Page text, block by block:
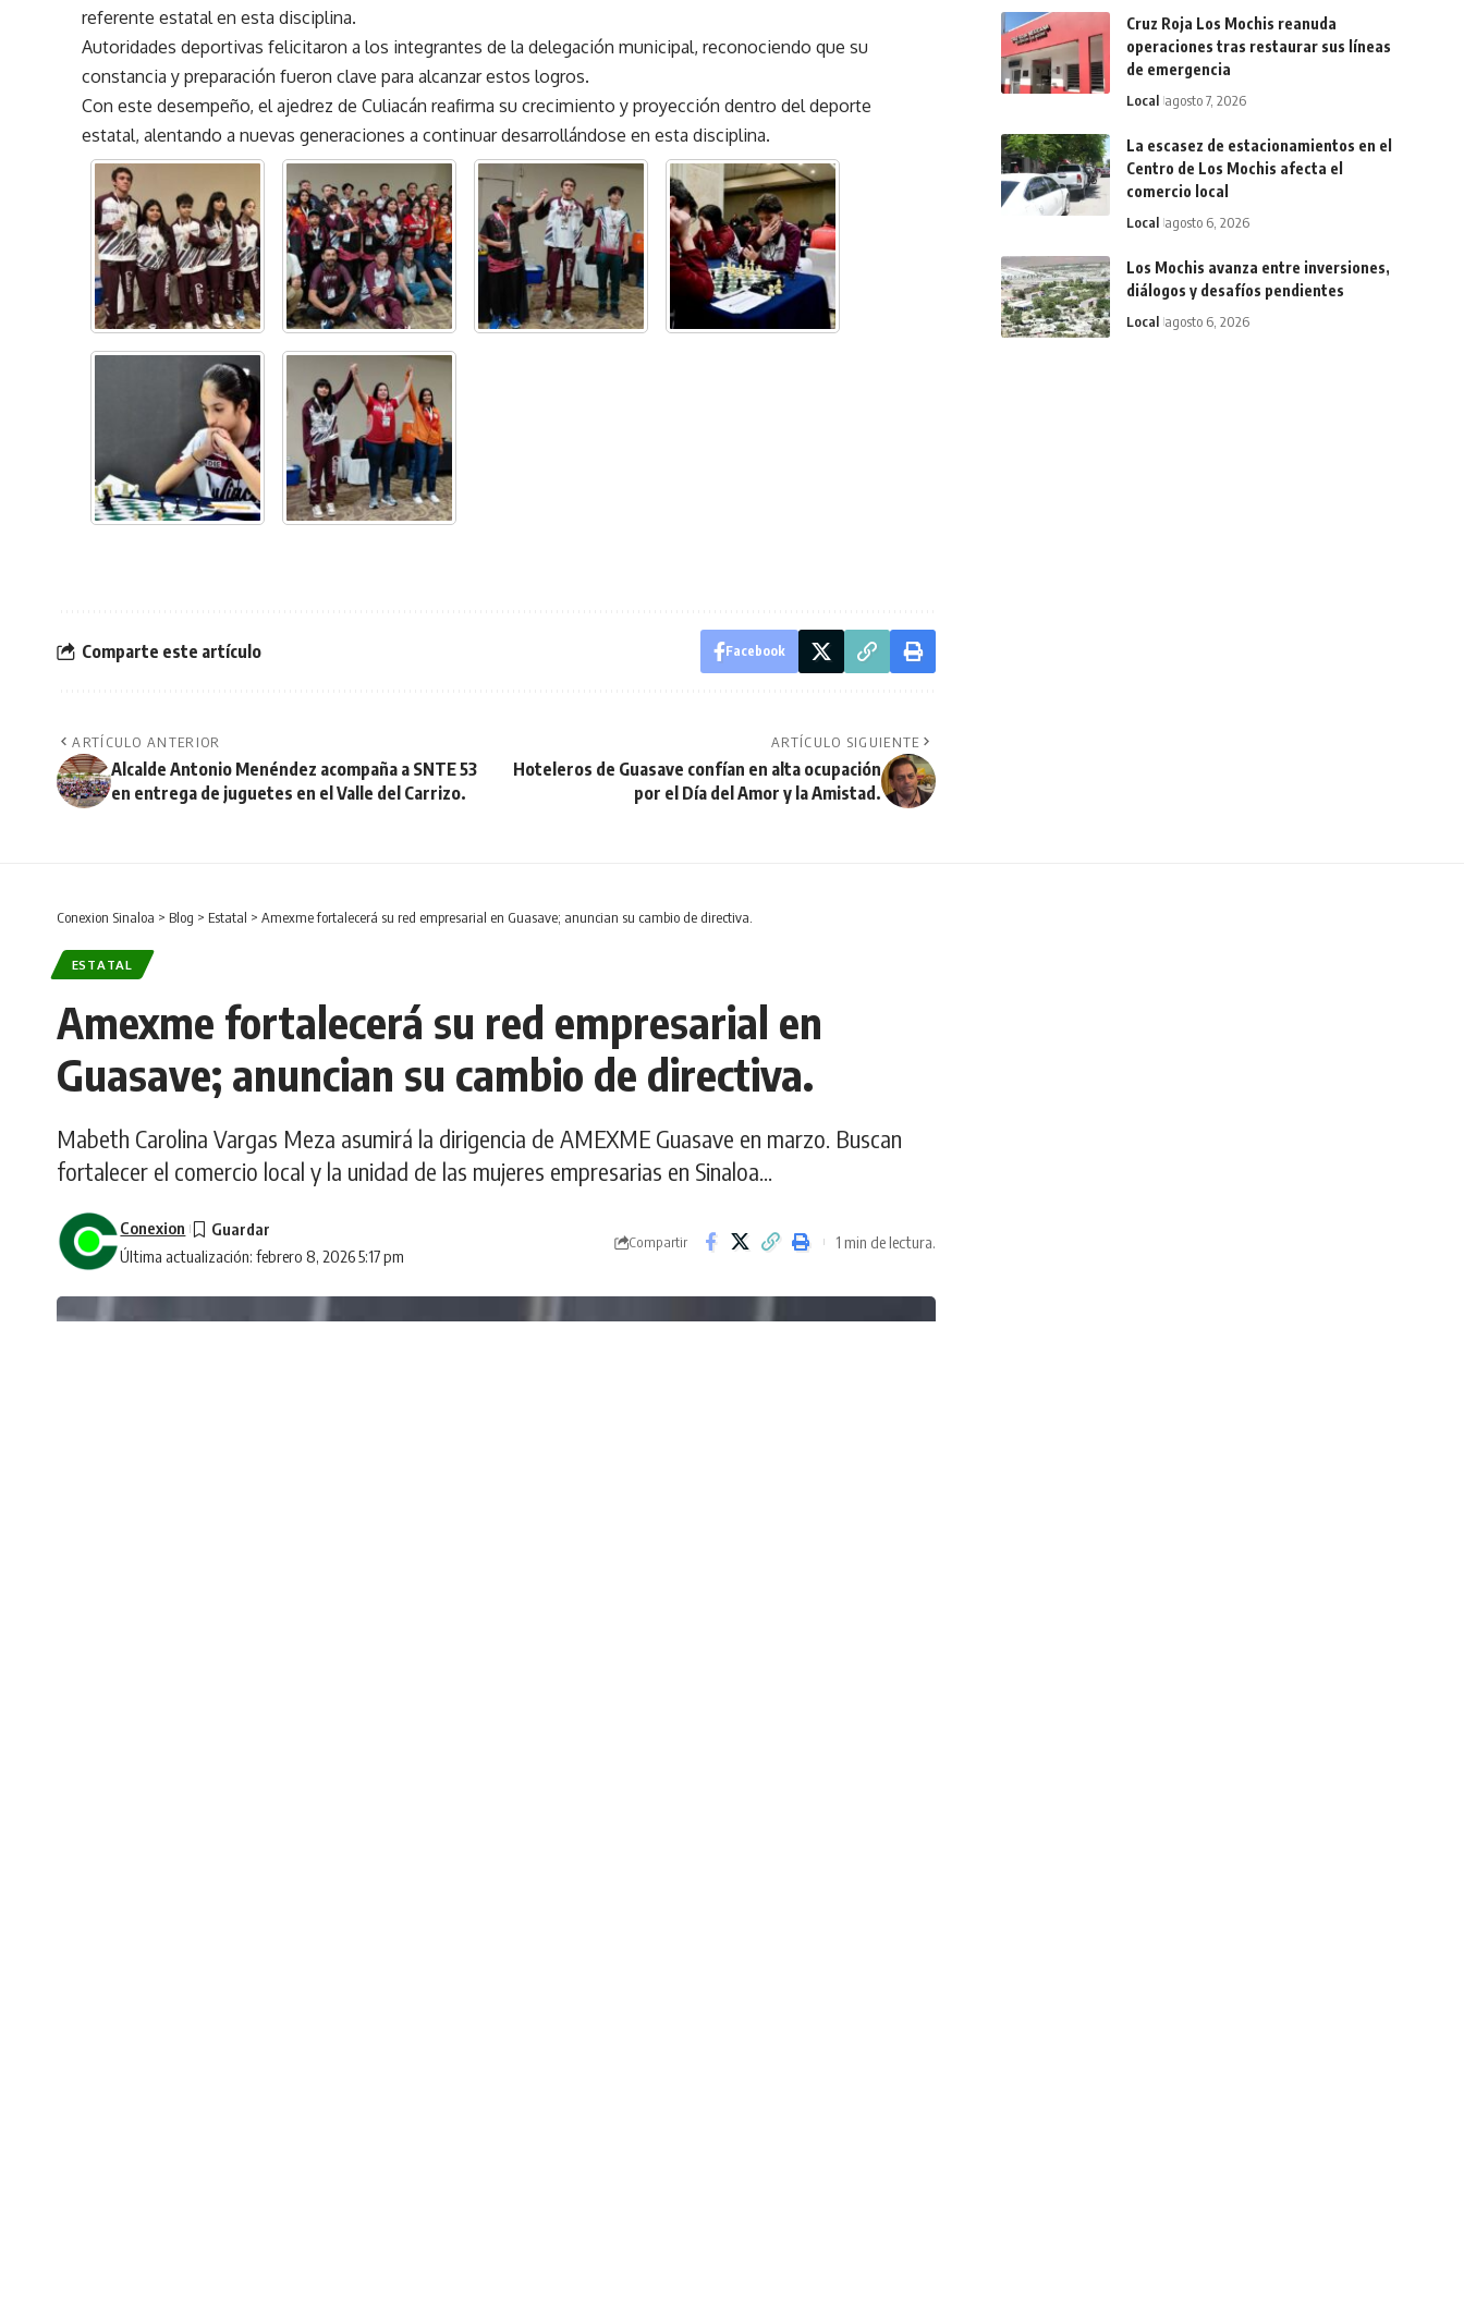
referente estatal en esta disciplina.
Autoridades deportivas felicitaron a los integrantes de la delegación municipal, reconociendo que su
constancia y preparación fueron clave para alcanzar estos logros.
Con este desempeño, el ajedrez de Culiacán reafirma su crecimiento y proyección dentro del deporte
estatal, alentando a nuevas generaciones a continuar desarrollándose en esta disciplina.
Comparte este artículo Facebook
ARTÍCULO ANTERIOR
Alcalde Antonio Menéndez acompaña a SNTE 53
en entrega de juguetes en el Valle del Carrizo.
ARTÍCULO SIGUIENTE
Hoteleros de Guasave confían en alta ocupación
por el Día del Amor y la Amistad.
Cruz Roja Los Mochis reanuda
operaciones tras restaurar sus líneas
de emergencia
Local agosto 7, 2026
La escasez de estacionamientos en el
Centro de Los Mochis afecta el
comercio local
Local agosto 6, 2026
Los Mochis avanza entre inversiones,
diálogos y desafíos pendientes
Local agosto 6, 2026
Conexion Sinaloa > Blog > Estatal > Amexme fortalecerá su red empresarial en Guasave; anuncian su cambio de directiva.
ESTATAL
Amexme fortalecerá su red empresarial en
Guasave; anuncian su cambio de directiva.
Mabeth Carolina Vargas Meza asumirá la dirigencia de AMEXME Guasave en marzo. Buscan
fortalecer el comercio local y la unidad de las mujeres empresarias en Sinaloa...
Última actualización: febrero 8, 2026 5:17 pm
Conexion
Compartir 1 min de lectura.